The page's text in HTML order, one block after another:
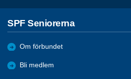
SPF Seniorerna
Om förbundet
Bli medlem